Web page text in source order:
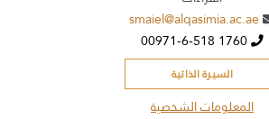
smaiel@alqasimia.ac.ae
السيرة الذاتية
المعلومات الشخصية